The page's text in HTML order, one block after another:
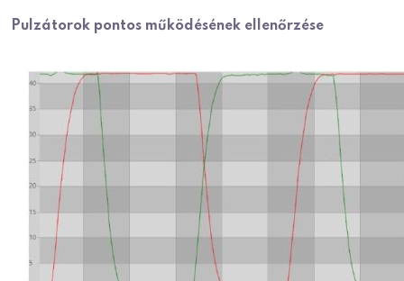
Pulzátorok pontos működésének ellenőrzése